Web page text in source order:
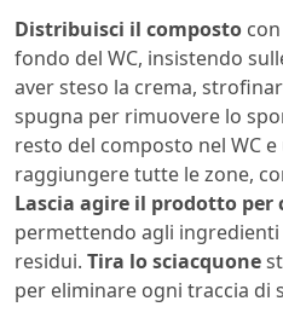
Distribuisci il composto
fondo del WC, insistendo
aver steso la crema,
spugna per rimuovere lo
resto del composto nel WC
raggiungere tutte le zone,
Lascia agire il prodotto per
permettendo agli ingredienti
residui. Tira lo sciacquone
per eliminare ogni traccia di